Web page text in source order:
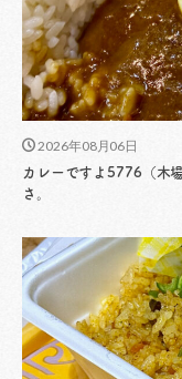
2026年08月06日
カレーですよ5776（木
さ。